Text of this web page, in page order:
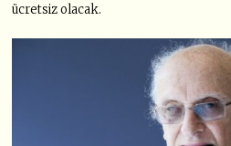
ücretsiz olacak.